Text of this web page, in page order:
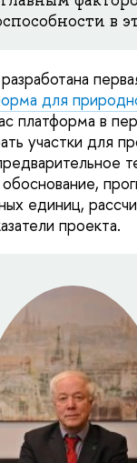
в
для
платформа в
участки для
единиц,
проекта.